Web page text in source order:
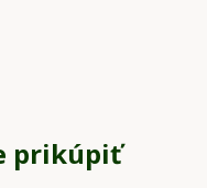
prikúpiť